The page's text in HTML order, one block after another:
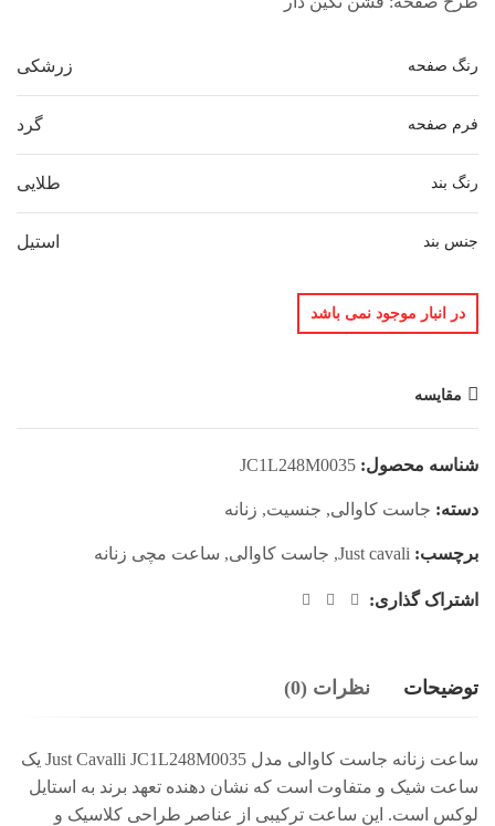
رنگ صفحه زرشکی
فرم صفحه گرد
رنگ بند طلایی
جنس بند استیل
در انبار موجود نمی باشد
مقایسه
شناسه محصول: JC1L248M0035
دسته: جاست کاوالی, جنسیت, زنانه
برچسب: Just cavali
, جاست کاوالی, ساعت مچی زنانه
اشتراک گذاری:
توضیحات نظرات (0)
ساعت زنانه جاست کاوالی مدل Just Cavalli JC1L248M0035 یک
ساعت شیک و متفاوت است که نشان دهنده تعهد برند به استایل
لوکس است. این ساعت ترکیبی از عناصر طراحی کلاسیک و